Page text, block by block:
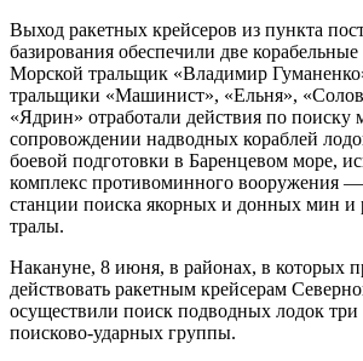
Выход ракетных крейсеров из пункта
базирования обеспечили две
Морской тральщик «Владимир
тральщики «Машинист», «Ельня»,
«Ядрин» отработали действия по поиску
сопровождении надводных кораблей
боевой подготовки в Баренцевом море,
комплекс противоминного вооружения —
станции поиска якорных и донных мин и
тралы.
Накануне, 8 июня, в районах, в которых
действовать ракетным крейсерам
осуществили поиск подводных лодок три
поисково-ударных группы.